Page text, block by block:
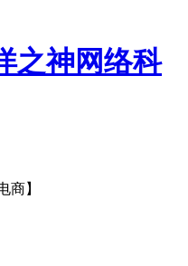
商】